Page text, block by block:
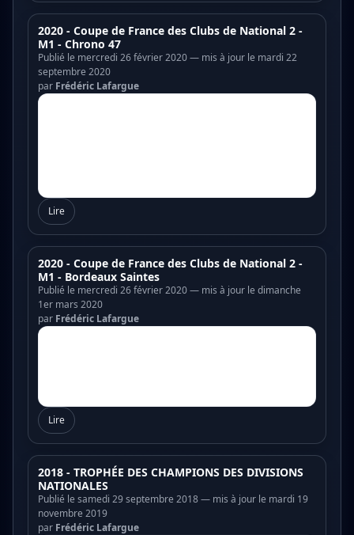
2020 - Coupe de France des Clubs de National 2 -
M1 - Chrono 47
Publié le mercredi 26 février 2020 — mis à jour le mardi 22
septembre 2020
par Frédéric Lafargue
Lire
2020 - Coupe de France des Clubs de National 2 -
M1 - Bordeaux Saintes
Publié le mercredi 26 février 2020 — mis à jour le dimanche
1er mars 2020
par Frédéric Lafargue
Lire
2018 - TROPHÉE DES CHAMPIONS DES DIVISIONS
NATIONALES
Publié le samedi 29 septembre 2018 — mis à jour le mardi 19
novembre 2019
par Frédéric Lafargue